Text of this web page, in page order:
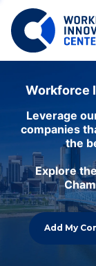
Workforce
Leverage
companies
the
Explore
Add My